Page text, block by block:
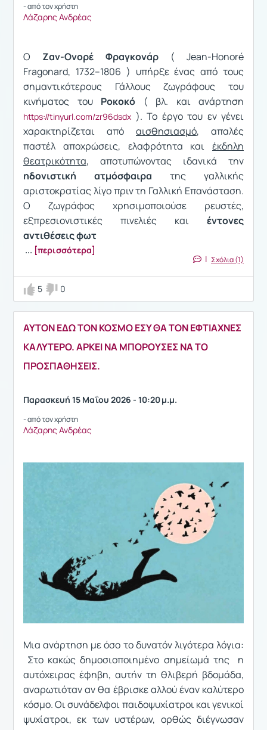
- από τον χρήστη
Λάζαρης Ανδρέας
Ο Ζαν-Ονορέ Φραγκονάρ ( Jean-Honoré
Fragonard, 1732–1806 ) υπήρξε ένας από τους
σημαντικότερους Γάλλους ζωγράφους του
κινήματος του Ροκοκό ( βλ. και ανάρτηση
https://tinyurl.com/zr96dsdx ). Το έργο του εν γένει
χαρακτηρίζεται από αισθησιασμό, απαλές
παστέλ αποχρώσεις, ελαφρότητα και έκδηλη
θεατρικότητα, αποτυπώνοντας ιδανικά την
ηδονιστική ατμόσφαιρα της γαλλικής
αριστοκρατίας λίγο πριν τη Γαλλική Επανάσταση.
Ο ζωγράφος χρησιμοποιούσε ρευστές,
εξπρεσιονιστικές πινελιές και έντονες
αντιθέσεις φωτ
... [περισσότερα]
| Σχόλια (1)
5 0
ΑΥΤΟΝ ΕΔΩ ΤΟΝ ΚΟΣΜΟ ΕΣΥ ΘΑ ΤΟΝ ΕΦΤΙΑΧΝΕΣ
ΚΑΛΥΤΕΡΟ. ΑΡΚΕΙ ΝΑ ΜΠΟΡΟΥΣΕΣ ΝΑ ΤΟ
ΠΡΟΣΠΑΘΗΣΕΙΣ.
Παρασκευή 15 Μαΐου 2026 - 10:20 μ.μ.
- από τον χρήστη
Λάζαρης Ανδρέας
Μια ανάρτηση με όσο το δυνατόν λιγότερα λόγια:
Στο κακώς δημοσιοποιημένο σημείωμά της η
αυτόχειρας έφηβη, αυτήν τη θλιβερή βδομάδα,
αναρωτιόταν αν θα έβρισκε αλλού έναν καλύτερο
κόσμο. Οι συνάδελφοι παιδοψυχίατροι και γενικοί
ψυχίατροι, εκ των υστέρων, ορθώς διέγνωσαν